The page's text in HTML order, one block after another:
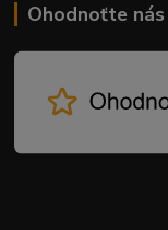
Ohodnoťte nás